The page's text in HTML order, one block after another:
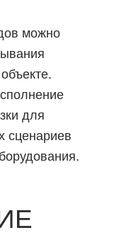
можно
для
сценариев